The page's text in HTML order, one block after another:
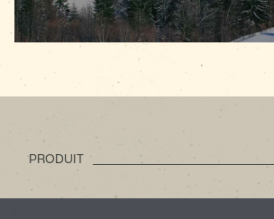
PRODUIT